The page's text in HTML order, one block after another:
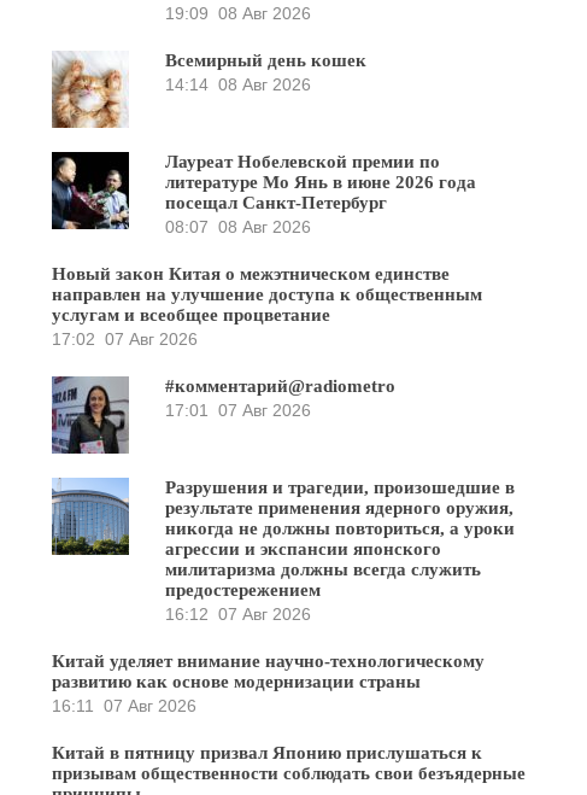
19:09 08 Авг 2026
Всемирный день кошек
14:14 08 Авг 2026
Лауреат Нобелевской премии по
литературе Мо Янь в июне 2026 года
посещал Санкт-Петербург
08:07 08 Авг 2026
Новый закон Китая о межэтническом единстве
направлен на улучшение доступа к общественным
услугам и всеобщее процветание
17:02 07 Авг 2026
#комментарий@radiometro
17:01
07 Авг 2026
Разрушения и трагедии, произошедшие в
результате применения ядерного оружия,
никогда не должны повториться, а уроки
агрессии и экспансии японского
милитаризма должны всегда служить
предостережением
16:12 07 Авг 2026
Китай уделяет внимание научно-технологическому
развитию как основе модернизации страны
16:11
07 Авг 2026
Китай в пятницу призвал Японию прислушаться к
призывам общественности соблюдать свои безъядерные